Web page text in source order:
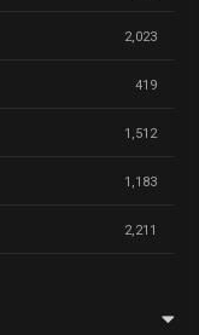
2,023
419
1,512
1,183
2,211